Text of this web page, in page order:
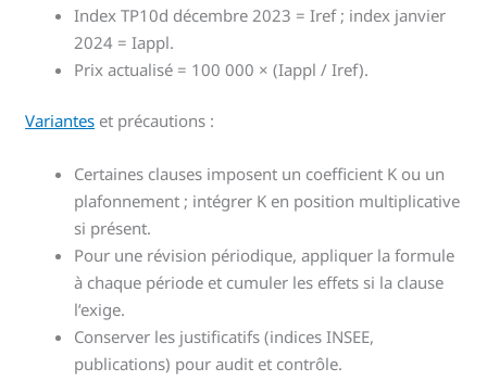
Index TP10d décembre 2023 = Iref ; index janvier
2024 = Iappl.
Prix actualisé = 100 000 × (Iappl / Iref).
Variantes et précautions :
Certaines clauses imposent un coefficient K ou un
plafonnement ; intégrer K en position multiplicative
si présent.
Pour une révision périodique, appliquer la formule
à chaque période et cumuler les effets si la clause
l’exige.
Conserver les justificatifs (indices INSEE,
publications) pour audit et contrôle.